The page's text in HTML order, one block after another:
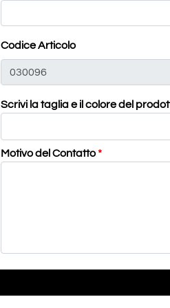
Codice Articolo
Scrivi la taglia e il colore del
Motivo del Contatto*